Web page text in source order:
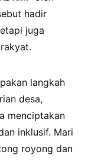
hadir
juga
langkah
desa,
menciptakan
inklusif. Mari
royong dan